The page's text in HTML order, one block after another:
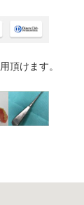
頂けます。